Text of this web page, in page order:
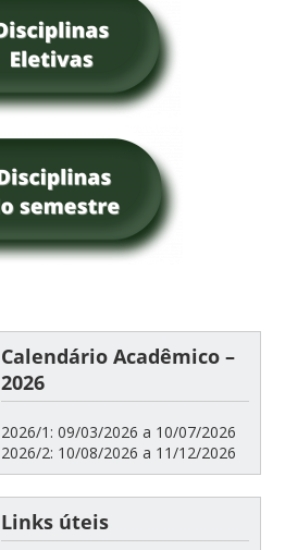
Calendário Acadêmico –
2026
2026/1: 09/03/2026 a 10/07/2026
2026/2: 10/08/2026 a 11/12/2026
Links úteis